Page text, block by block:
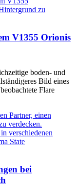
V1355 Orionis
boden- und
Bild eines
Flare
bei